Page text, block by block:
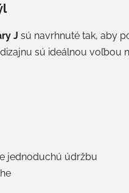
J sú navrhnuté tak, aby
sú ideálnou voľbou
jednoduchú údržbu